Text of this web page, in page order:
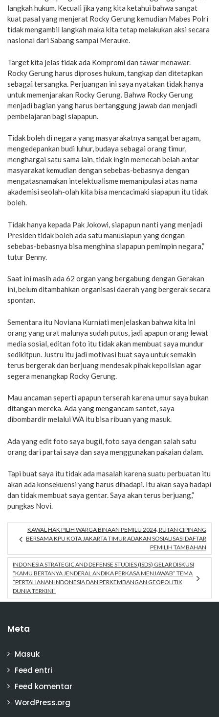
langkah hukum. Kecuali jika yang kita ketahui bahwa sangat
kuat pasal yang menjerat Rocky Gerung kemudian Mabes Polri
tidak mengambil langkah maka kita tetap melakukan aksi secara
nasional dari Sabang sampai Merauke.
Target kita jelas tidak ada Kompromi dan tawar menawar.
Rocky Gerung harus diproses hukum, tangkap dan ditetapkan
sebagai tersangka. Perjuangan ini saya nyatakan tidak hanya
untuk memenjarakan Rocky Gerung. Bahwa Rocky Gerung
menjadi bagian yang harus bertanggung jawab dan menjadi
pembelajaran bagi siapapun.
Tidak boleh di negara yang masyarakatnya sangat beragam,
mengedepankan budi luhur, budaya sebagai orang timur,
menghargai satu sama lain, tidak ingin memecah belah antar
masyarakat kemudian dengan sebebas-bebasnya dengan
mengatasnamakan intelektualisme memanipulasi atas nama
akademisi seolah-olah kita bisa mencacimaki siapapun itu tidak
boleh.
Tidak hanya kepada Pak Jokowi, siapapun nanti yang menjadi
Presiden tidak boleh ada satu manusiapun yang dengan
sebebas-bebasnya bisa menghina siapapun pemimpin negara,”
tutur Benny.
Saat ini masih ada 62 organ yang bergabung dengan Gerakan
ini, belum ditambahkan organisasi daerah yang bergerak secara
spontan.
Sementara itu Noviana Kurniati menjelaskan bahwa kita ini
orang yang urat malunya sudah putus, jadi apapun orang lewat
media sosial, editan foto itu tidak akan membuat saya mundur
sedikitpun. Justru itu jadi motivasi buat saya untuk semakin
terus bergerak dan berjuang mendesak pihak kepolisian agar
segera menangkap Rocky Gerung.
Mau ancaman seperti apapun terserah karena umur saya bukan
ditangan mereka. Ada yang mengancam santet, saya
dibombardir melalui WA itu bisa ribuan yang masuk.
Ada yang edit foto saya bugil, foto saya dengan salah satu
orang dari partai saya dan saya menggunakan pakaian dalam.
Tapi buat saya itu tidak ada masalah karena suatu perbuatan itu
akan ada konsekuensi yang harus dihadapi. Itu akan saya hadapi
dan tidak membuat saya gentar. Saya akan terus berjuang,”
pungkas Novi.
KAWAL HAK PILIH WARGA BINAAN PEMILU 2024, RUTAN CIPINANG
BERSAMA KPU KOTA JAKARTA TIMUR ADAKAN SOSIALISASI DAFTAR
PEMILIH TAMBAHAN
INDONESIA STRATEGIC AND DEFENSE STUDIES (ISDS) GELAR DISKUSI
“KAMU BERTANYA JENDERAL ANDIKA PERKASA MENJAWAB” TEMA
“PERTAHANAN INDONESIA DAN PERKEMBANGAN GEOPOLITIK
DUNIA TERKINI”
Meta
Masuk
Feed entri
Feed komentar
WordPress.org